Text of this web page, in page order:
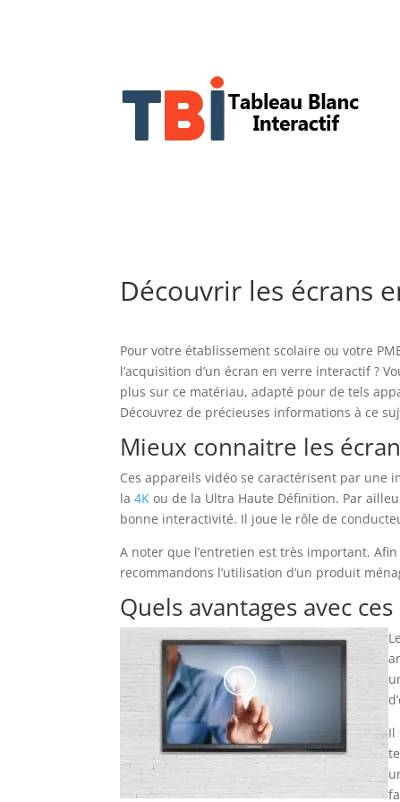
Découvrir les écrans
Pour votre établissement scolaire ou votre
l’acquisition d’un écran en verre interactif ?
plus sur ce matériau, adapté pour de tels
Découvrez de précieuses informations à ce
Mieux connaitre les
Ces appareils vidéo se caractérisent par une
la4K ou de la Ultra Haute Définition. Par
bonne interactivité. Il joue le rôle de
A noter que l’entretien est très important.
recommandons l’utilisation d’un produit
Quels avantages avec
Il